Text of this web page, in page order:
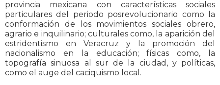
provincia mexicana con características sociales
particulares del periodo posrevolucionario como la
conformación de los movimientos sociales obrero,
agrario e inquilinario; culturales como, la aparición del
estridentismo en Veracruz y la promoción del
nacionalismo en la educación; físicas como, la
topografía sinuosa al sur de la ciudad, y políticas,
como el auge del caciquismo local.